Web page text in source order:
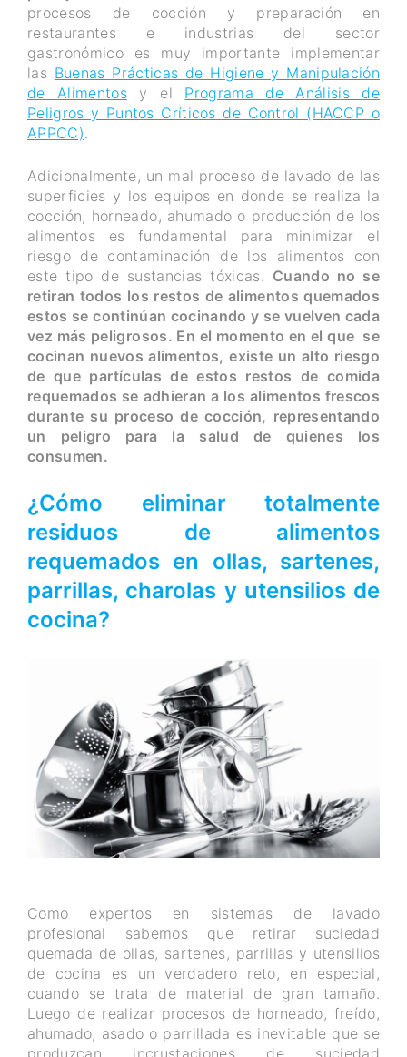
procesos de cocción y preparación en
restaurantes e industrias del sector
gastronómico es muy importante implementar
las Buenas Prácticas de Higiene y Manipulación
de Alimentosy el Programa de Análisis de
Peligros y Puntos Críticos de Control (HACCP o
APPCC).
Adicionalmente, un mal proceso de lavado de las
superficies y los equipos en donde se realiza la
cocción, horneado, ahumado o producción de los
alimentos es fundamental para minimizar el
riesgo de contaminación de los alimentos con
este tipo de sustancias tóxicas. Cuando no se
retiran todos los restos de alimentos quemados
estos se continúan cocinando y se vuelven cada
vez más peligrosos. En el momento en el que se
cocinan nuevos alimentos, existe un alto riesgo
de que partículas de estos restos de comida
requemados se adhieran a los alimentos frescos
durante su proceso de cocción, representando
un peligro para la salud de quienes los
consumen.
¿Cómo eliminar totalmente
residuos de alimentos
requemados en ollas, sartenes,
parrillas, charolas y utensilios de
cocina?
Como expertos en sistemas de lavado
profesional sabemos que retirar suciedad
quemada de ollas, sartenes, parrillas y utensilios
de cocina es un verdadero reto, en especial,
cuando se trata de material de gran tamaño.
Luego de realizar procesos de horneado, freído,
ahumado, asado o parrillada es inevitable que se
produzcan incrustaciones de suciedad